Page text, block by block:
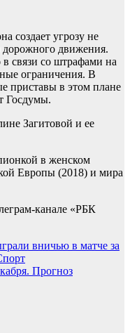
создает угрозу не
дорожного движения.
связи со штрафами на
ограничения. В
приставы в этом плане
Госдумы.
Загитовой и ее
в женском
Европы (2018) и мира
канале «РБК
вничью в матче за
Прогноз